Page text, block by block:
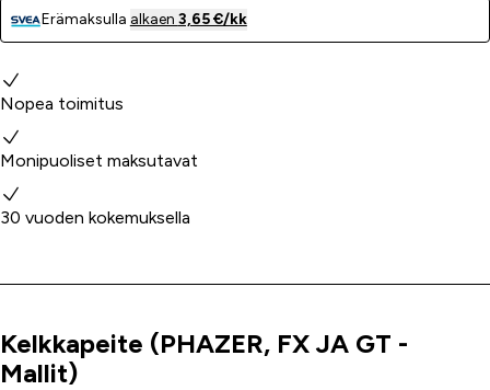
Erämaksulla alkaen 3,65 €/kk
Miksi valita meidät?
Nopea toimitus
Monipuoliset maksutavat
30 vuoden kokemuksella
Tuoteinfo
Kelkkapeite (PHAZER, FX JA GT -
Mallit)